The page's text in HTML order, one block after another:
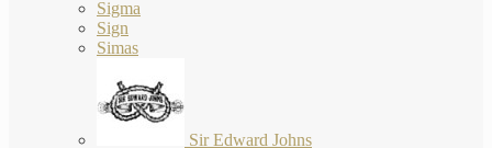
Sigma
Sign
Simas
Sir Edward Johns